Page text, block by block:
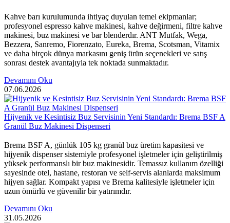
Kahve barı kurulumunda ihtiyaç duyulan temel ekipmanlar;
profesyonel espresso kahve makinesi, kahve değirmeni, filtre kahve
makinesi, buz makinesi ve bar blenderdır. ANT Mutfak, Wega,
Bezzera, Sanremo, Fiorenzato, Eureka, Brema, Scotsman, Vitamix
ve daha birçok dünya markasını geniş ürün seçenekleri ve satış
sonrası destek avantajıyla tek noktada sunmaktadır.
Devamını Oku
07.06.2026
Hijyenik ve Kesintisiz Buz Servisinin Yeni Standardı: Brema BSF A
Granül Buz Makinesi Dispenseri
Brema BSF A, günlük 105 kg granül buz üretim kapasitesi ve
hijyenik dispenser sistemiyle profesyonel işletmeler için geliştirilmiş
yüksek performanslı bir buz makinesidir. Temassız kullanım özelliği
sayesinde otel, hastane, restoran ve self-servis alanlarda maksimum
hijyen sağlar. Kompakt yapısı ve Brema kalitesiyle işletmeler için
uzun ömürlü ve güvenilir bir yatırımdır.
Devamını Oku
31.05.2026